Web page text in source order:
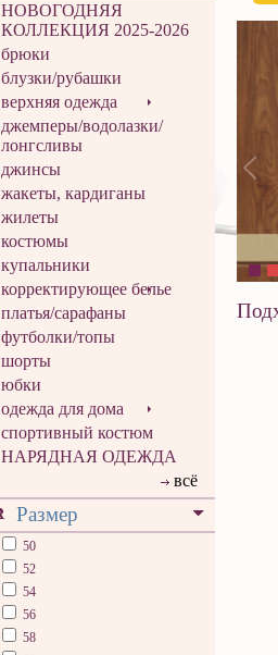
НОВОГОДНЯЯ
КОЛЛЕКЦИЯ 2025-2026
брюки
блузки/рубашки
верхняя одежда
джемперы/водолазки/
лонгсливы
джинсы
жакеты, кардиганы
жилеты
костюмы
купальники
корректирующее белье
платья/сарафаны
футболки/топы
шорты
юбки
одежда для дома
спортивный костюм
НАРЯДНАЯ ОДЕЖДА
всё
Размер
50
52
54
56
58